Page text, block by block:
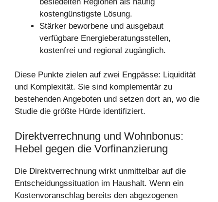
kostengünstigste Lösung.
Stärker beworbene und ausgebaut
verfügbare Energieberatungsstellen,
kostenfrei und regional zugänglich.
Diese Punkte zielen auf zwei Engpässe: Liquidität
und Komplexität. Sie sind komplementär zu
bestehenden Angeboten und setzen dort an, wo die
Studie die größte Hürde identifiziert.
Direktverrechnung und Wohnbonus:
Hebel gegen die Vorfinanzierung
Die Direktverrechnung wirkt unmittelbar auf die
Entscheidungssituation im Haushalt. Wenn ein
Kostenvoranschlag bereits den abgezogenen